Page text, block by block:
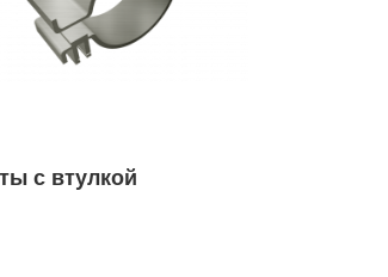
с втулкой